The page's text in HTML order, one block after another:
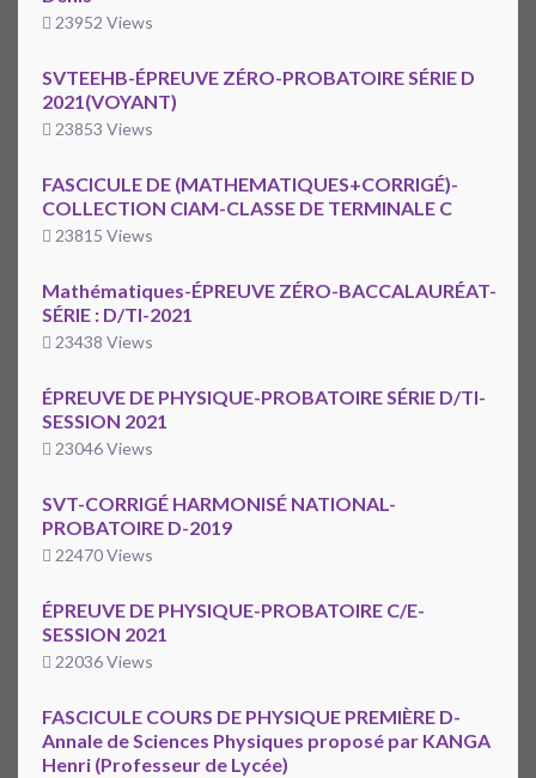
23952 Views
SVTEEHB-ÉPREUVE ZÉRO-PROBATOIRE SÉRIE D
2021(VOYANT)
23853 Views
FASCICULE DE (MATHEMATIQUES+CORRIGÉ)-
COLLECTION CIAM-CLASSE DE TERMINALE C
23815 Views
Mathématiques-ÉPREUVE ZÉRO-BACCALAURÉAT-
SÉRIE : D/TI-2021
23438 Views
ÉPREUVE DE PHYSIQUE-PROBATOIRE SÉRIE D/TI-
SESSION 2021
23046 Views
SVT-CORRIGÉ HARMONISÉ NATIONAL-
PROBATOIRE D-2019
22470 Views
ÉPREUVE DE PHYSIQUE-PROBATOIRE C/E-
SESSION 2021
22036 Views
FASCICULE COURS DE PHYSIQUE PREMIÈRE D-
Annale de Sciences Physiques proposé par KANGA
Henri (Professeur de Lycée)